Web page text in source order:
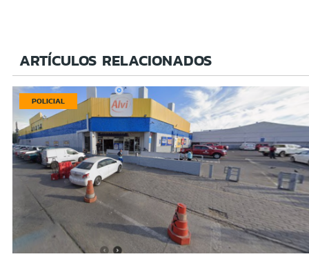
ARTÍCULOS RELACIONADOS
POLICIAL